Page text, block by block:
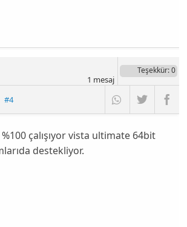
#4
Teşekkür: 0
1 mesaj
çalışıyor vista ultimate 64bit
destekliyor.